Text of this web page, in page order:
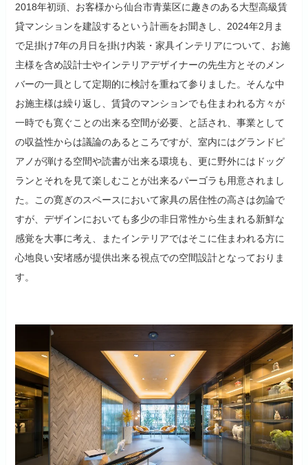
2018年初頭、お客様から仙台市青葉区に趣きのある大型高級賃
貸マンションを建設するという計画をお聞きし、2024年2月ま
で足掛け7年の月日を掛け内装・家具インテリアについて、お施
主様を含め設計士やインテリアデザイナーの先生方とそのメン
バーの一員として定期的に検討を重ねて参りました。そんな中
お施主様は繰り返し、賃貸のマンションでも住まわれる方々が
一時でも寛ぐことの出来る空間が必要、と話され、事業として
の収益性からは議論のあるところですが、室内にはグランドピ
アノが弾ける空間や読書が出来る環境も、更に野外にはドッグ
ランとそれを見て楽しむことが出来るパーゴラも用意されまし
た。この寛ぎのスペースにおいて家具の居住性の高さは勿論で
すが、デザインにおいても多少の非日常性から生まれる新鮮な
感覚を大事に考え、またインテリアではそこに住まわれる方に
心地良い安堵感が提供出来る視点での空間設計となっておりま
す。